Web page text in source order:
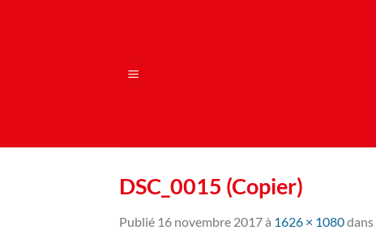
DSC_0015 (Copier)
Publié 16 novembre 2017à 1626 × 1080dans